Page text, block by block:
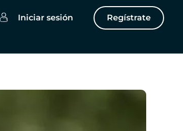
Iniciar sesión Regístrate